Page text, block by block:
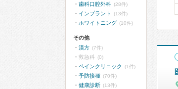
歯科口腔外科 (28件)
インプラント (13件)
ホワイトニング (10件)
その他
漢方 (7件)
救急科 (0)
ペインクリニック (1件)
予防接種 (70件)
健康診断 (13件)